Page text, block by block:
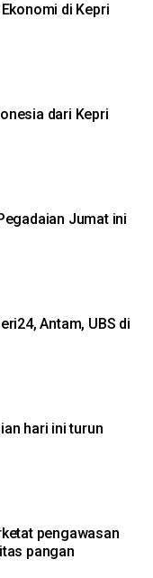
di Kepri
dari Kepri
Jumat ini
Antam, UBS di
hari ini turun
pengawasan
pangan